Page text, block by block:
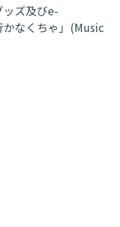
ズ及びe-
なくちゃ」(Music